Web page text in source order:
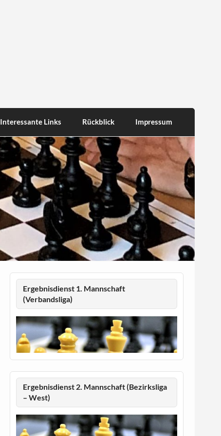
Interessante Links Rückblick Impressum
Ergebnisdienst 1. Mannschaft
(Verbandsliga)
Ergebnisdienst 2. Mannschaft (Bezirksliga
– West)